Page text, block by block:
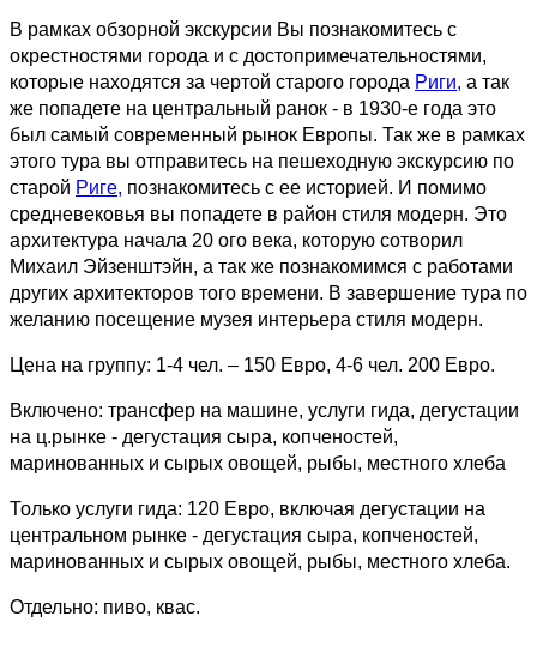
В рамках обзорной экскурсии Вы познакомитесь с
окрестностями города и с достопримечательностями,
которые находятся за чертой старого города Риги, а так
же попадете на центральный ранок - в 1930-е года это
был самый современный рынок Европы. Так же в рамках
этого тура вы отправитесь на пешеходную экскурсию по
старой Риге, познакомитесь с ее историей. И помимо
средневековья вы попадете в район стиля модерн. Это
архитектура начала 20 ого века, которую сотворил
Михаил Эйзенштэйн, а так же познакомимся с работами
других архитекторов того времени. В завершение тура по
желанию посещение музея интерьера стиля модерн.
Цена на группу: 1-4 чел. – 150 Евро, 4-6 чел. 200 Евро.
Включено: трансфер на машине, услуги гида, дегустации
на ц.рынке - дегустация сыра, копченостей,
маринованных и сырых овощей, рыбы, местного хлеба
Только услуги гида: 120 Евро, включая дегустации на
центральном рынке - дегустация сыра, копченостей,
маринованных и сырых овощей, рыбы, местного хлеба.
Отдельно: пиво, квас.